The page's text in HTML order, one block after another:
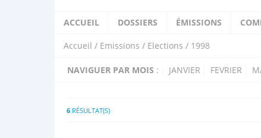
ACCUEIL DOSSIERS ÉMISSIONS
Accueil / Emissions / Elections / 1998
NAVIGUER PAR MOIS : JANVIER FEVRIER
6 RÉSULTAT(S)